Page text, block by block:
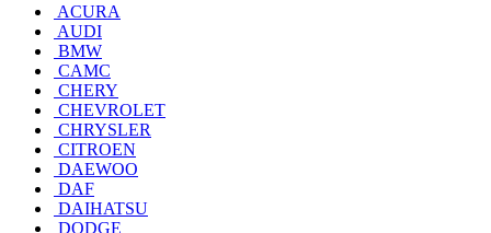
ACURA
AUDI
BMW
CAMC
CHERY
CHEVROLET
CHRYSLER
CITROEN
DAEWOO
DAF
DAIHATSU
DODGE